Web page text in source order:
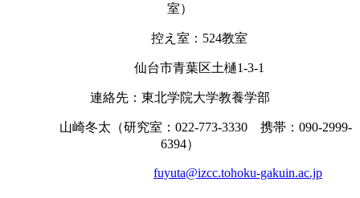
室）
控え室： 524教室
仙台市青葉区土樋1-3-1
連絡先：東北学院大学教養学部
山崎冬太（研究室： 022-773-3330 携帯： 090-2999-
6394）
fuyuta@izcc.tohoku-gakuin.ac.jp